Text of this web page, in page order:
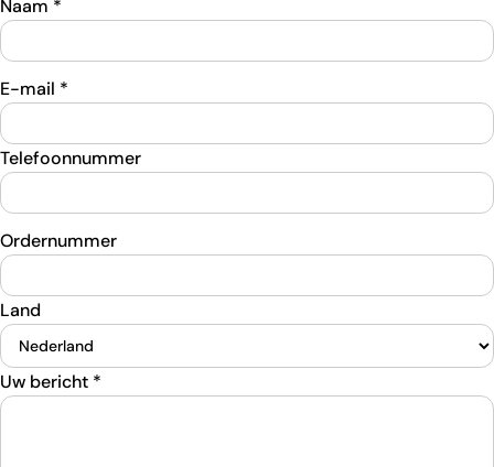
Naam *
E-mail *
Telefoonnummer
Ordernummer
Land
Uw bericht *